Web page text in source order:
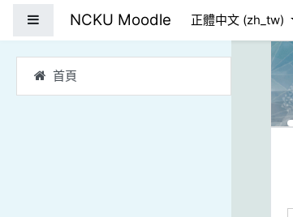
首頁
NCKU Moodle 正體中文 ‎(zh_tw)‎